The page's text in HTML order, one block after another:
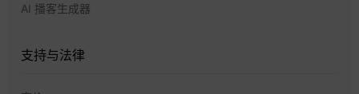
AI 播客生成器
支持与法律